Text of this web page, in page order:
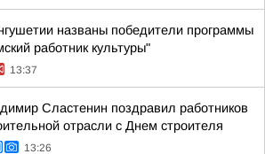
названы победители программы
работник культуры"
13:37
Сластенин поздравил работников
отрасли с Днем строителя
13:26